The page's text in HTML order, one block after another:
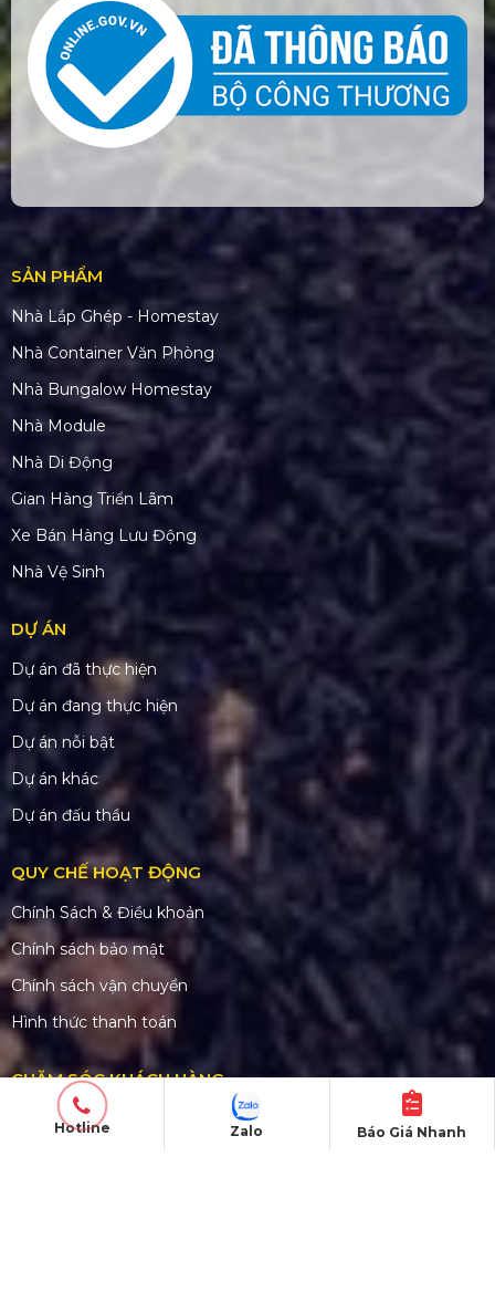
SẢN PHẨM
Nhà Lắp Ghép - Homestay
Nhà Container Văn Phòng
Nhà Bungalow Homestay
Nhà Module
Nhà Di Động
Gian Hàng Triển Lãm
Xe Bán Hàng Lưu Động
Nhà Vệ Sinh
DỰ ÁN
Dự án đã thực hiện
Dự án đang thực hiện
Dự án nỗi bật
Dự án khác
Dự án đấu thầu
QUY CHẾ HOẠT ĐỘNG
Chính Sách & Điều khoản
Chính sách bảo mật
Chính sách vận chuyển
Hình thức thanh toán
CHĂM SÓC KHÁCH HÀNG
Quy định bảo hành
Chính sách bán hàng
Hotline Báo Giá Nhanh
Zalo